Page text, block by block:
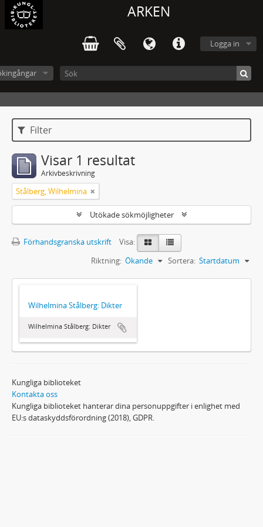
ARKEN
Logga in
Filter
Visar 1 resultat
Arkivbeskrivning
Stålberg, Wilhelmina
Utökade sökmöjligheter
Förhandsgranska utskrift
Visa:
Sortera: Startdatum
Riktning: Ökande
Wilhelmina Stålberg: Dikter
Wilhelmina Stålberg: Dikter
Kungliga biblioteket
Kontakta oss
Kungliga biblioteket hanterar dina personuppgifter i enlighet med
EU:s dataskyddsförordning (2018), GDPR.